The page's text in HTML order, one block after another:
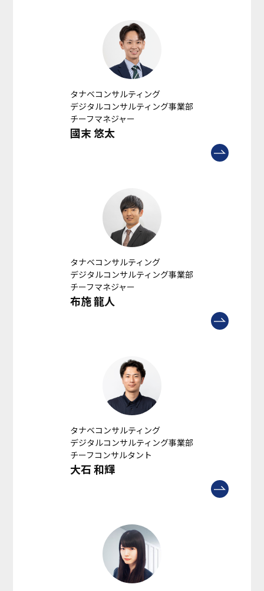
タナベコンサルティング
デジタルコンサルティング事業部
チーフマネジャー
國末 悠太
タナベコンサルティング
デジタルコンサルティング事業部
チーフマネジャー
布施 龍人
タナベコンサルティング
デジタルコンサルティング事業部
チーフコンサルタント
大石 和輝